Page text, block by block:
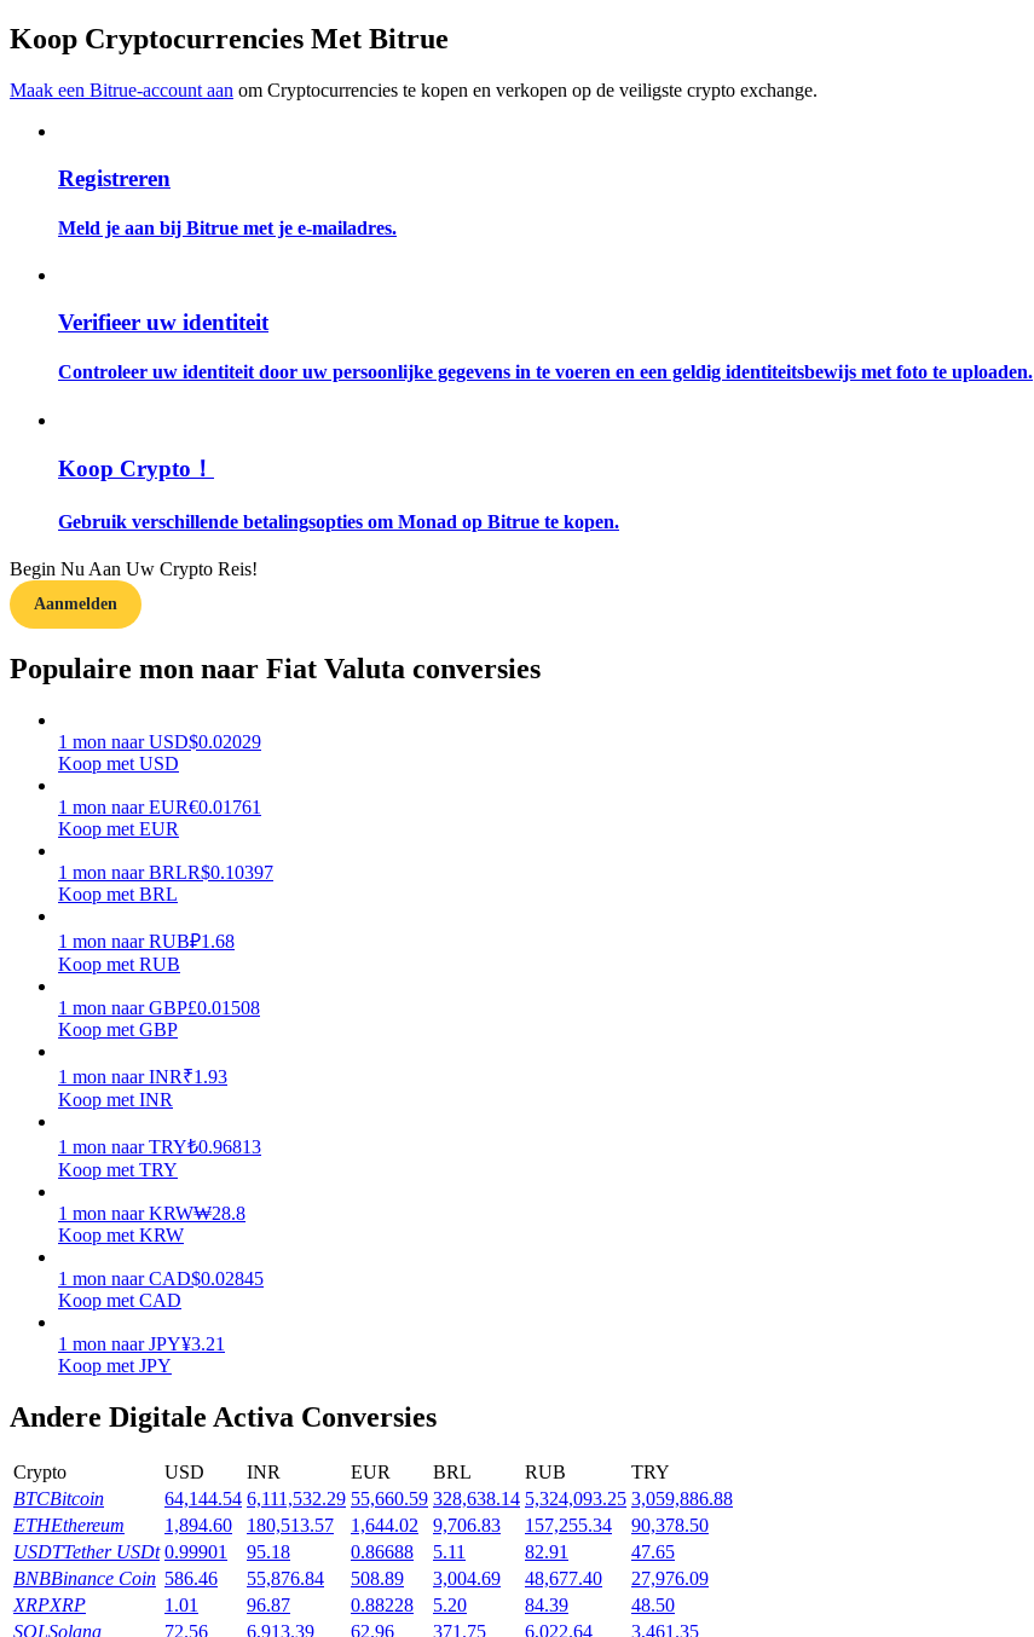
Word een Copy Trader
Informatie
Big data-analyse inclusief handelsinformatie, enz.
Gids
Handelsstrategieën
Leer hoe u winstgevend kunt blijven
Verdienen
Verdien dagelijks competitieve beloningen
Koop Cryptocurrencies Met Bitrue
Maak een Bitrue-account aan om Cryptocurrencies te kopen en verkopen op de veiligste crypto exchange.
Registreren
Meld je aan bij Bitrue met je e-mailadres.
Verifieer uw identiteit
Controleer uw identiteit door uw persoonlijke gegevens in te voeren en een geldig identiteitsbewijs met foto te uploaden.
Koop Crypto！
Gebruik verschillende betalingsopties om Monad op Bitrue te kopen.
Begin Nu Aan Uw Crypto Reis!
Aanmelden
Populaire mon naar Fiat Valuta conversies
1 mon naar USD$0.02029
Koop met USD
1 mon naar EUR€0.01761
Koop met EUR
1 mon naar BRLR$0.10397
Koop met BRL
1 mon naar RUB₽1.68
Koop met RUB
1 mon naar GBP£0.01508
Koop met GBP
1 mon naar INR₹1.93
Koop met INR
1 mon naar TRY₺0.96813
Koop met TRY
1 mon naar KRW₩28.8
Koop met KRW
1 mon naar CAD$0.02845
Koop met CAD
1 mon naar JPY¥3.21
Koop met JPY
Andere Digitale Activa Conversies
Crypto USD INR EUR BRL RUB
TRY
BTCBitcoin 64,144.54 6,111,532.29 55,660.59 328,638.14 5,324,093.25 3,059,886.88
ETHEthereum 1,894.60 180,513.57 1,644.02 9,706.83 157,255.34
90,378.50
USDTTether USDt 0.99901 95.18 0.86688 5.11 82.91
47.65
BNBBinance Coin 586.46 55,876.84 508.89 3,004.69 48,677.40
27,976.09
XRPXRP 1.01 96.87 0.88228 5.20 84.39
48.50
SOLSolana 72.56 6,913.39 62.96 371.75 6,022.64
3,461.35